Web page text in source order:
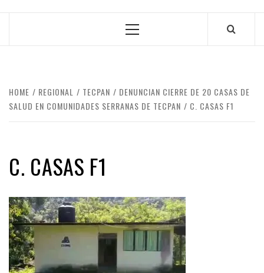
Primary
HOME REGIONAL TECPAN
DENUNCIAN CIERRE DE 20 CASAS DE
SALUD EN COMUNIDADES SERRANAS DE TECPAN
C. CASAS F1
C. CASAS F1